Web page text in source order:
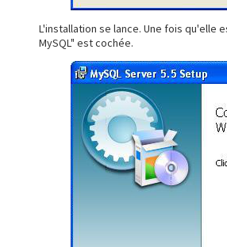
L'installation se lance. Une fois qu'elle
MySQL" est cochée.